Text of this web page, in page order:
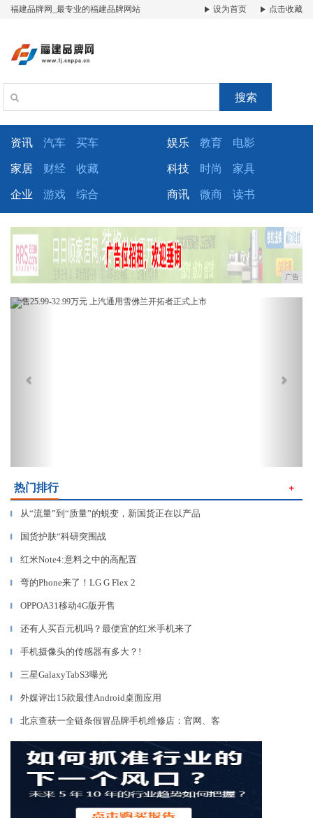
福建品牌网_最专业的福建品牌网站 设为首页 点击收藏
搜索
资讯 汽车 买车 娱乐 教育 电影
家居 财经 收藏 科技 时尚 家具
企业 游戏 综合 商讯 微商 读书
广告
Previous
热门排行 ＋
▎ 从“流量”到“质量”的蜕变，新国货正在以产品
▎ 国货护肤“科研突围战
▎ 红米Note4:意料之中的高配置
▎ 弯的Phone来了！LG G Flex 2
▎ OPPOA31移动4G版开售
▎ 还有人买百元机吗？最便宜的红米手机来了
▎ 手机摄像头的传感器有多大？!
▎ 三星GalaxyTabS3曝光
▎ 外媒评出15款最佳Android桌面应用
▎ 北京查获一全链条假冒品牌手机维修店：官网、客